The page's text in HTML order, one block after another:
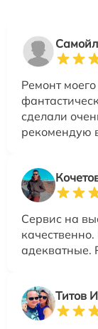
Ремонт
сделали
рекомендую
Сервис на
адекватные.
Титов